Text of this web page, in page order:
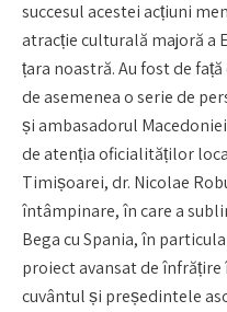
succesul acestei acțiuni
atracție culturală majoră a
țara noastră. Au fost de
de asemenea o serie de
și ambasadorul
de atenția oficialităților
Timișoarei, dr. Nicolae
întâmpinare, în care a
Bega cu Spania, în
proiect avansat de
cuvântul și președintele